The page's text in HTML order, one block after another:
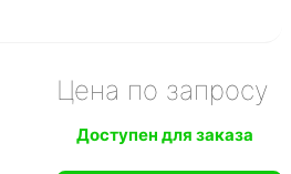
Цена по запросу
Доступен для заказа